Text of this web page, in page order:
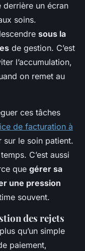
derrière un écran
soins.
sous la
de gestion. C’est
l’accumulation,
on remet au
ces tâches
de facturation à
sur le soin patient.
C’est aussi
que gérer sa
une pression
souvent.
des rejets
qu’un simple
paiement,